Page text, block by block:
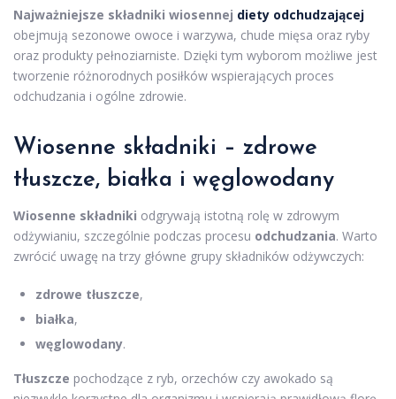
Najważniejsze składniki wiosennej diety odchudzającej
obejmują sezonowe owoce i warzywa, chude mięsa oraz ryby
oraz produkty pełnoziarniste. Dzięki tym wyborom możliwe jest
tworzenie różnorodnych posiłków wspierających proces
odchudzania i ogólne zdrowie.
Wiosenne składniki – zdrowe
tłuszcze, białka i węglowodany
Wiosenne składniki odgrywają istotną rolę w zdrowym
odżywianiu, szczególnie podczas procesu odchudzania. Warto
zwrócić uwagę na trzy główne grupy składników odżywczych:
zdrowe tłuszcze,
białka,
węglowodany.
Tłuszcze pochodzące z ryb, orzechów czy awokado są